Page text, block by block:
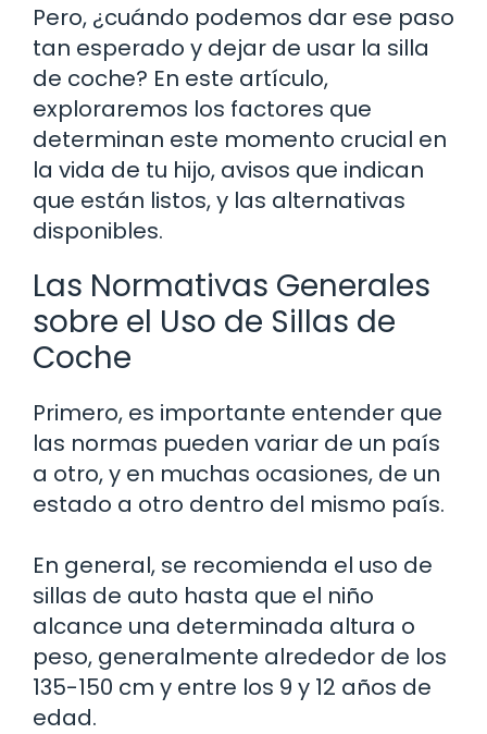
Pero, ¿cuándo podemos dar ese paso
tan esperado y dejar de usar la silla
de coche? En este artículo,
exploraremos los factores que
determinan este momento crucial en
la vida de tu hijo, avisos que indican
que están listos, y las alternativas
disponibles.
Las Normativas Generales
sobre el Uso de Sillas de
Coche
Primero, es importante entender que
las normas pueden variar de un país
a otro, y en muchas ocasiones, de un
estado a otro dentro del mismo país.
En general, se recomienda el uso de
sillas de auto hasta que el niño
alcance una determinada altura o
peso, generalmente alrededor de los
135-150 cm y entre los 9 y 12 años de
edad.